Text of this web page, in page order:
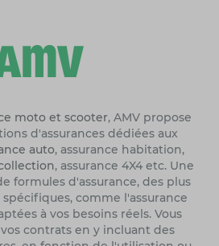
moto et scooter, AMV propose
d'assurances dédiées aux
auto, assurance habitation,
, assurance 4X4 etc. Une
formules d'assurance, des plus
spécifiques, comme l'assurance
à vos besoins réels. Vous
contrats en y incluant des